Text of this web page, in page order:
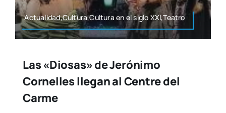
Actualidad,Cultura,Cultura en el siglo XXI,Teatro
Las «Diosas» de Jerónimo
Cornelles llegan al Centre del
Carme